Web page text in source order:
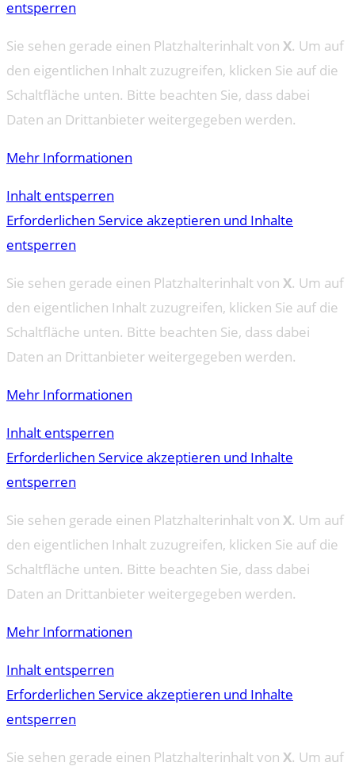
entsperren
Sie sehen gerade einen Platzhalterinhalt von X. Um auf
den eigentlichen Inhalt zuzugreifen, klicken Sie auf die
Schaltfläche unten. Bitte beachten Sie, dass dabei
Daten an Drittanbieter weitergegeben werden.
Mehr Informationen
Inhalt entsperren
Erforderlichen Service akzeptieren und Inhalte
entsperren
Sie sehen gerade einen Platzhalterinhalt von X. Um auf
den eigentlichen Inhalt zuzugreifen, klicken Sie auf die
Schaltfläche unten. Bitte beachten Sie, dass dabei
Daten an Drittanbieter weitergegeben werden.
Mehr Informationen
Inhalt entsperren
Erforderlichen Service akzeptieren und Inhalte
entsperren
Sie sehen gerade einen Platzhalterinhalt von X. Um auf
den eigentlichen Inhalt zuzugreifen, klicken Sie auf die
Schaltfläche unten. Bitte beachten Sie, dass dabei
Daten an Drittanbieter weitergegeben werden.
Mehr Informationen
Inhalt entsperren
Erforderlichen Service akzeptieren und Inhalte
entsperren
Sie sehen gerade einen Platzhalterinhalt von X. Um auf